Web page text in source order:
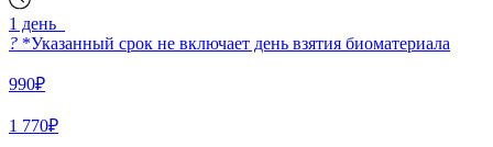
1 день
? *Указанный срок не включает день взятия биоматериала
990₽
1 770₽